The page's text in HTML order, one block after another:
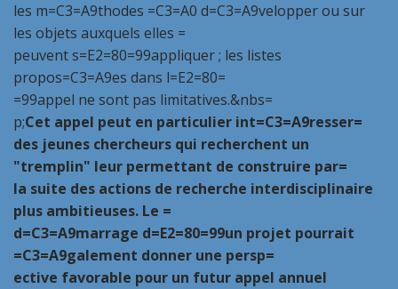
les m=C3=A9thodes =C3=A0 d=C3=A9velopper ou sur
les objets auxquels elles =
peuvent s=E2=80=99appliquer ; les listes
propos=C3=A9es dans l=E2=80=
=99appel ne sont pas limitatives.&nbs=
p;Cet appel peut en particulier int=C3=A9resser=
des jeunes chercheurs qui recherchent un
"tremplin" leur permettant de construire par=
la suite des actions de recherche interdisciplinaire
plus ambitieuses. Le =
d=C3=A9marrage d=E2=80=99un projet pourrait
=C3=A9galement donner une persp=
ective favorable pour un futur appel annuel